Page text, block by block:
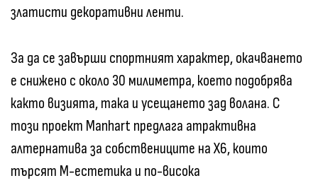
златисти декоративни ленти.
За да се завърши спортният характер, окачването
е снижено с около 30 милиметра, което подобрява
както визията, така и усещането зад волана. С
този проект Manhart предлага атрактивна
алтернатива за собствениците на X6, които
търсят M-естетика и по-висока